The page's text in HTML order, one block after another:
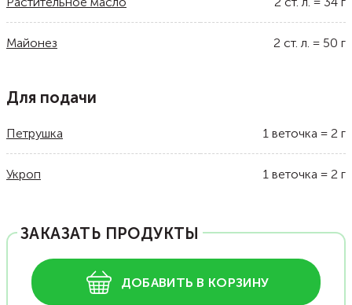
Майонез 2 ст. л. = 50 г
Для подачи
Петрушка 1 веточка = 2 г
Укроп 1 веточка = 2 г
ЗАКАЗАТЬ ПРОДУКТЫ
ДОБАВИТЬ В КОРЗИНУ